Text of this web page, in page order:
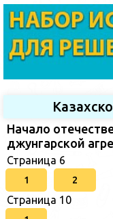
Начало
джунгарской
Страница 6
1 2
Страница 10